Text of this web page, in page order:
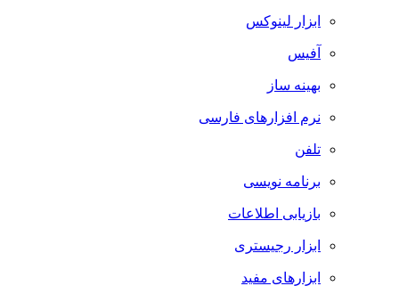
ابزار لینوکس
آفیس
بهینه ساز
نرم افزارهای فارسی
تلفن
برنامه نویسی
بازیابی اطلاعات
ابزار رجیستری
ابزارهای مفید